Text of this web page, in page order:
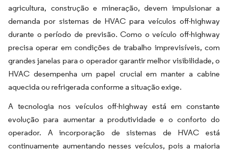
agricultura, construção e mineração, devem impulsionar a
demanda por sistemas de HVAC para veículos off-highway
durante o período de previsão. Como o veículo off-highway
precisa operar em condições de trabalho imprevisíveis, com
grandes janelas para o operador garantir melhor visibilidade, o
HVAC desempenha um papel crucial em manter a cabine
aquecida ou refrigerada conforme a situação exige.
A tecnologia nos veículos off-highway está em constante
evolução para aumentar a produtividade e o conforto do
operador. A incorporação de sistemas de HVAC está
continuamente aumentando nesses veículos, pois a maioria